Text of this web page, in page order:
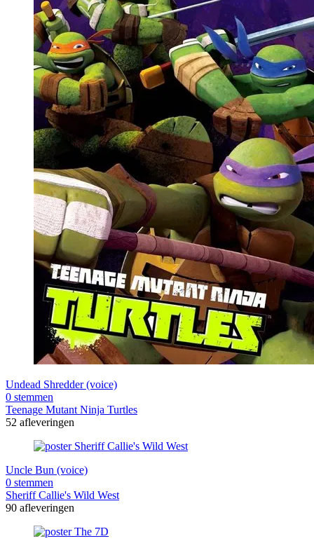
Undead Shredder (voice)
0 stemmen
Teenage Mutant Ninja Turtles
52 afleveringen
Uncle Bun (voice)
0 stemmen
Sheriff Callie's Wild West
90 afleveringen